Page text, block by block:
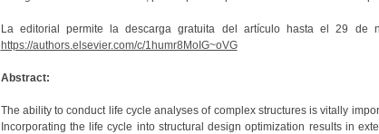
La editorial permite la descarga gratuita del artículo hasta el 29 de
https://authors.elsevier.com/c/1humr8MoIG~oVG
Abstract:
The ability to conduct life cycle analyses of complex structures is vitally
Incorporating the life cycle into structural design optimization results in